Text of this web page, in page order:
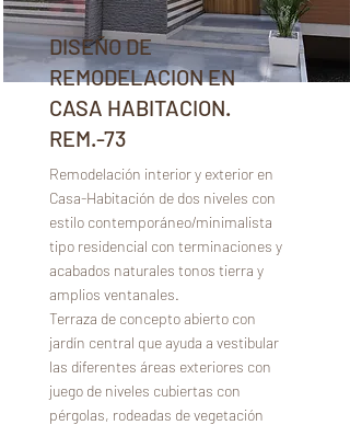
DISEÑO DE
REMODELACION EN
CASA HABITACION.
REM.-73
Remodelación interior y exterior en
Casa-Habitación de dos niveles con
estilo contemporáneo/minimalista
tipo residencial con terminaciones y
acabados naturales tonos tierra y
amplios ventanales.
Terraza de concepto abierto con
jardín central que ayuda a vestibular
las diferentes áreas exteriores con
juego de niveles cubiertas con
pérgolas, rodeadas de vegetación